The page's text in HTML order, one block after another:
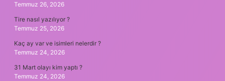
Temmuz 26, 2026
Tire nasıl yazılıyor ?
Temmuz 25, 2026
Kaç ay var ve isimleri nelerdir ?
Temmuz 24, 2026
31 Mart olayı kim yaptı ?
Temmuz 24, 2026